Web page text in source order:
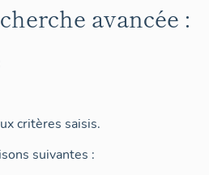
avancée :
critères saisis.
suivantes :